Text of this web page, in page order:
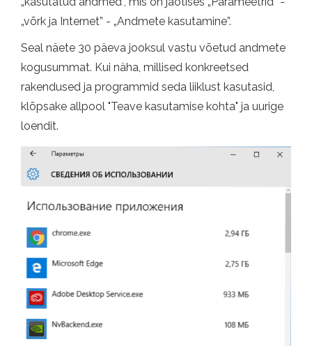
„võrk ja Internet” - „Andmete kasutamine”.
Seal näete 30 päeva jooksul vastu võetud andmete
kogusummat. Kui näha, millised konkreetsed
rakendused ja programmid seda liiklust kasutasid,
klõpsake allpool "Teave kasutamise kohta" ja uurige
loendit.